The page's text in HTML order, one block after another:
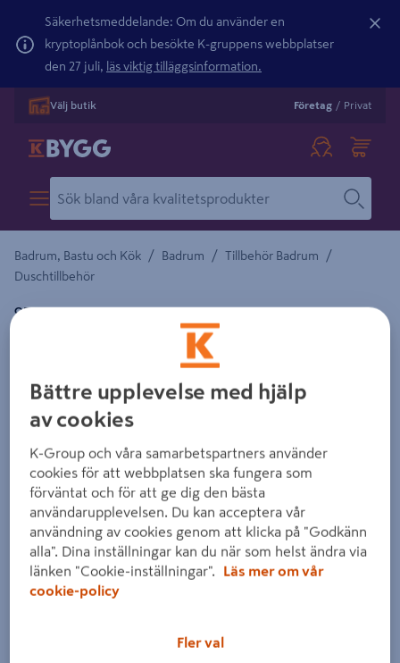
Säkerhetsmeddelande: Om du använder en
kryptoplånbok och besökte K-gruppens webbplatser
den 27 juli, läs viktig tilläggsinformation.
Välj butik Företag / Privat
Badrum, Bastu och Kök / Badrum / Tillbehör Badrum /
Duschtillbehör
ORAS ÖVERDEL 109089V NOVA
ORAS
Föregående Nästa
Bättre upplevelse med hjälp
av cookies
K-Group och våra samarbetspartners använder
cookies för att webbplatsen ska fungera som
förväntat och för att ge dig den bästa
användarupplevelsen. Du kan acceptera vår
användning av cookies genom att klicka på "Godkänn
alla". Dina inställningar kan du när som helst ändra via
länken "Cookie-inställningar".
Läs mer om vår
cookie-policy
Fler val